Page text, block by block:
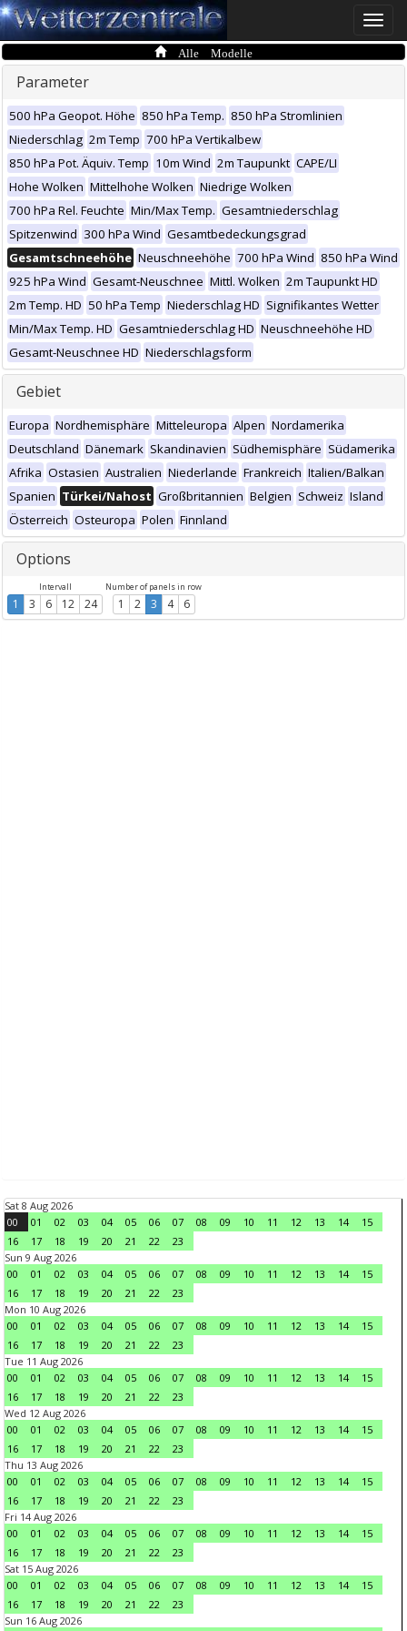
Toggle
Alle Modelle
Parameter
500 hPa Geopot. Höhe 850 hPa Temp. 850 hPa Stromlinien
Niederschlag 2m Temp 700 hPa Vertikalbew
850 hPa Pot. Äquiv. Temp 10m Wind 2m Taupunkt CAPE/LI
Hohe Wolken Mittelhohe Wolken Niedrige Wolken
700 hPa Rel. Feuchte Min/Max Temp. Gesamtniederschlag
Spitzenwind 300 hPa Wind Gesamtbedeckungsgrad
Gesamtschneehöhe Neuschneehöhe 700 hPa Wind 850 hPa Wind
925 hPa Wind Gesamt-Neuschnee Mittl. Wolken 2m Taupunkt HD
2m Temp. HD 50 hPa Temp Niederschlag HD Signifikantes Wetter
Min/Max Temp. HD Gesamtniederschlag HD Neuschneehöhe HD
Gesamt-Neuschnee HD Niederschlagsform
Gebiet
Europa Nordhemisphäre Mitteleuropa Alpen Nordamerika
Deutschland Dänemark Skandinavien Südhemisphäre Südamerika
Afrika Ostasien Australien Niederlande Frankreich Italien/Balkan
Spanien Türkei/Nahost Großbritannien Belgien Schweiz Island
Österreich Osteuropa Polen Finnland
Options
Intervall
1 3 6 12 24
Number of panels in row
1 2 3 4 6
Sat 8 Aug 2026
00
01 02 03 04 05 06 07 08 09 10 11 12 13 14
15
16
17 18 19 20 21 22
23
Sun 9 Aug 2026
00
01 02 03 04 05 06 07 08 09 10 11 12 13 14
15
16
17 18 19 20 21 22
23
Mon 10 Aug 2026
00
01 02 03 04 05 06 07 08 09 10 11 12 13 14
15
16
17 18 19 20 21 22
23
Tue 11 Aug 2026
00
01 02 03 04 05 06 07 08 09 10 11 12 13 14
15
16
17 18 19 20 21 22
23
Wed 12 Aug 2026
00
01 02 03 04 05 06 07 08 09 10 11 12 13 14
15
16
17 18 19 20 21 22
23
Thu 13 Aug 2026
00
01 02 03 04 05 06 07 08 09 10 11 12 13 14
15
16
17 18 19 20 21 22
23
Fri 14 Aug 2026
00
01 02 03 04 05 06 07 08 09 10 11 12 13 14
15
16
17 18 19 20 21 22
23
Sat 15 Aug 2026
00
01 02 03 04 05 06 07 08 09 10 11 12 13 14
15
16
17 18 19 20 21 22
23
Sun 16 Aug 2026